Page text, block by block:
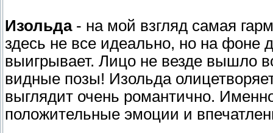
Изольда- на мой взгляд самая
здесь не все идеально, но на фоне
выигрывает. Лицо не везде вышло
видные позы! Изольда
выглядит очень романтично.
положительные эмоции и